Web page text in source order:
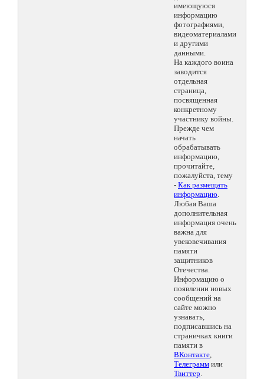
имеющуюся
информацию
фотографиями,
видеоматериалами
и другими
данными.
На каждого воина
заводится
отдельная
страница,
посвященная
конкретному
участнику войны.
Прежде чем
начать
обрабатывать
информацию,
прочитайте,
пожалуйста, тему
- Как размещать
информацию.
Любая Ваша
дополнительная
информация очень
важна для
увековечивания
памяти
защитников
Отечества.
Информацию о
появлении новых
сообщений на
сайте можно
узнавать,
подписавшись на
страничках книги
памяти в
ВКонтакте,
Телеграмм или
Твиттер.